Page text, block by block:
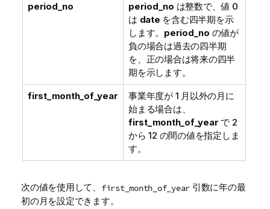
period_no period_no は整数で、値 0
は date を含む四半期を示
します。 period_no の値が
負の場合は過去の四半期
を、正の場合は将来の四半
期を示します。
first_month_of_year
事業年度が 1 月以外の月に
始まる場合は、
first_month_of_year で 2
から 12 の間の値を指定しま
す。
次の値を使用して、 first_month_of_year 引数に年の最
初の月を設定できます。